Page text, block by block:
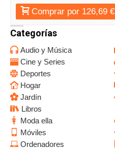
Comprar por 126,69 €
Categorías
Audio y Música
Cine y Series
Deportes
Hogar
Jardín
Libros
Moda ella
Móviles
Ordenadores